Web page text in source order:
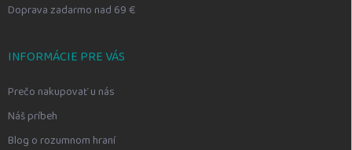
Doprava zadarmo nad 69 €
INFORMÁCIE PRE VÁS
Prečo nakupovať u nás
Náš príbeh
Blog o rozumnom hraní